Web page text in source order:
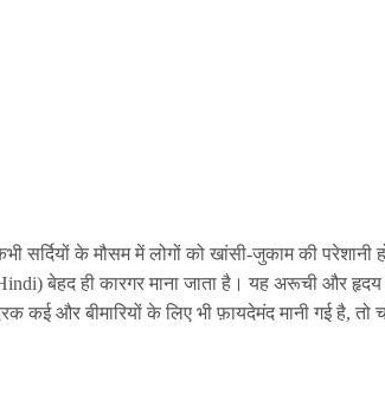
के मौसम में लोगों को खांसी-जुकाम की परेशानी
बेहद ही कारगर माना जाता है। यह अरूची और हृदय
कई और बीमारियों के लिए भी फ़ायदेमंद मानी गई है, तो